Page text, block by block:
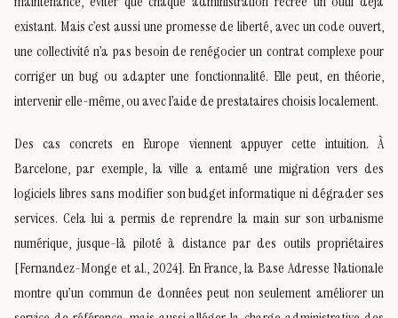
existant. Mais c’est aussi une promesse de liberté, avec un code ouvert,
une collectivité n’a pas besoin de renégocier un contrat complexe pour
corriger un bug ou adapter une fonctionnalité. Elle peut, en théorie,
intervenir elle-même, ou avec l’aide de prestataires choisis localement.
Des cas concrets en Europe viennent appuyer cette intuition. À
Barcelone, par exemple, la ville a entamé une migration vers des
logiciels libres sans modifier son budget informatique ni dégrader ses
services. Cela lui a permis de reprendre la main sur son urbanisme
numérique, jusque-là piloté à distance par des outils propriétaires
[Fernandez-Monge et al., 2024]. En France, la Base Adresse Nationale
montre qu’un commun de données peut non seulement améliorer un